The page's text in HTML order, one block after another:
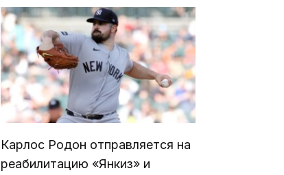
Карлос Родон отправляется на
реабилитацию «Янкиз» и